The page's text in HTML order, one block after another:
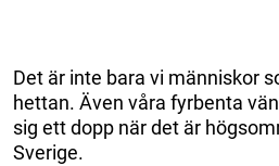
Det är inte bara vi människor
hettan. Även våra fyrbenta
sig ett dopp när det är
Sverige.